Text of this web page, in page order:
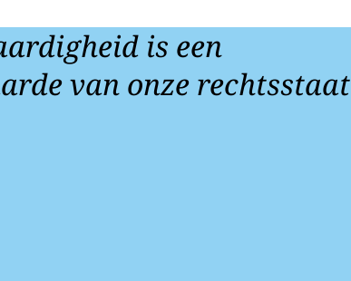
is een
van onze rechtsstaat